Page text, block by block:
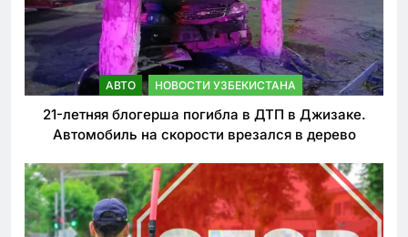
АВТО НОВОСТИ УЗБЕКИСТАНА
21-летняя блогерша погибла в ДТП в Джизаке.
Автомобиль на скорости врезался в дерево